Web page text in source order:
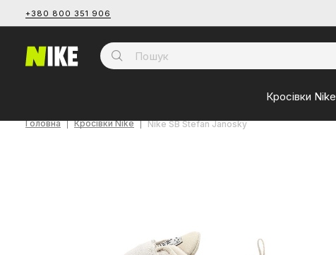
+380 800 351 906
Кросівки Nike
Головна Кросівки Nike Nike SB Stefan Janosky